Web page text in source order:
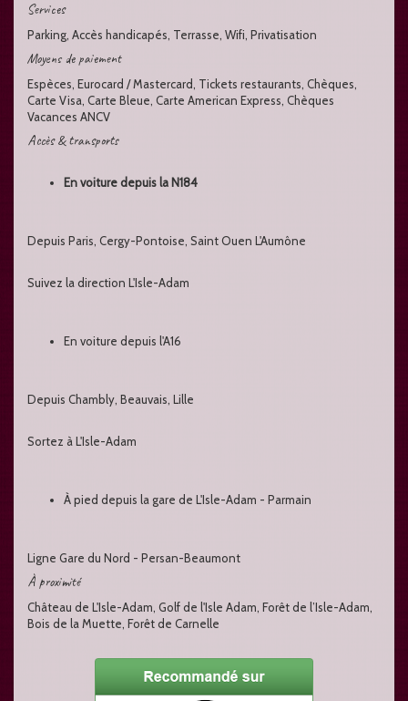
Services
Parking, Accès handicapés, Terrasse, Wifi, Privatisation
Moyens de paiement
Espèces, Eurocard / Mastercard, Tickets restaurants, Chèques,
Carte Visa, Carte Bleue, Carte American Express, Chèques
Vacances ANCV
Accès & transports
En voiture depuis la N184
Depuis Paris, Cergy-Pontoise, Saint Ouen L'Aumône
Suivez la direction L'Isle-Adam
En voiture depuis l'A16
Depuis Chambly, Beauvais, Lille
Sortez à L'Isle-Adam
À pied depuis la gare de L'Isle-Adam - Parmain
Ligne Gare du Nord - Persan-Beaumont
À proximité
Château de L'Isle-Adam, Golf de l'Isle Adam, Forêt de l’Isle-Adam,
Bois de la Muette, Forêt de Carnelle